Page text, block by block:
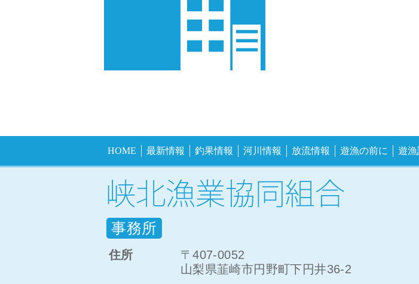
HOME 最新情報 釣果情報 河川情報 放流情報 遊漁の前に 遊
事務所
住所
〒407-0052
山梨県韮崎市円野町下円井36-2